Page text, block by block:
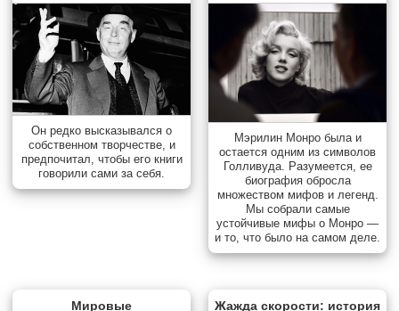
Он редко высказывался о
собственном творчестве, и
предпочитал, чтобы его книги
говорили сами за себя.
Мэрилин Монро была и
остается одним из символов
Голливуда. Разумеется, ее
биография обросла
множеством мифов и легенд.
Мы собрали самые
устойчивые мифы о Монро —
и то, что было на самом деле.
Мировые
Жажда скорости: история